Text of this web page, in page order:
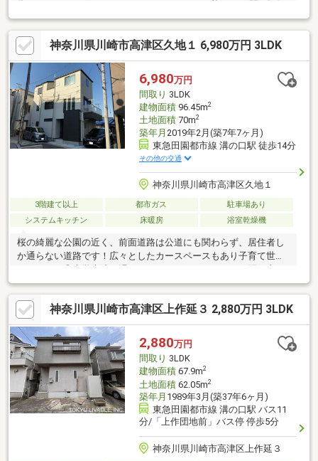
が利用可能、行先に併せて使い分けができる便利な立地(1)東急田
園都市線「高津」駅徒歩14分(2)東急田園都市線・大井町線「溝の
口」駅徒歩19分(3)JR南武線「武蔵溝ノ口」駅徒歩19分■徒歩5分
以内にスーパーとコンビニがあり買い物に便利です・ファミリー
マート川崎坂戸二丁目店／徒歩3分（約200ｍ）・マルエツ川崎坂
戸店／徒歩5分（約330ｍ）
神奈川県川崎市高津区久地１ 6,980万円 3LDK
6,980万円
間取り 3LDK
建物面積96.45m2
土地面積70m2
築年月 2019年2月(築7年7ヶ月)
東急田園都市線 溝の口駅 徒歩14分
その他の交通
神奈川県川崎市高津区久地１
3階建て以上 都市ガス
駐車場あり
システムキッチン
床暖房 浴室乾燥機
桜の綺麗な公園の近く、前面道路は公道にも関わらず、居住者し
か通らない道路です！広々としたカースペースもあり子育て世帯
におすすめ◎大学病院や遅くまでやっているスーパー、習い事や
保育園もお近くです。全居室6畳以上、LDK18J、リビングの天井
高は2.6mです。
神奈川県川崎市高津区上作延３ 2,880万円 3LDK
2,880万円
間取り 3LDK
建物面積67.9m2
土地面積62.05m2
築年月 1989年3月(築37年6ヶ月)
東急田園都市線 溝の口駅 バス11
分/「上作団地前」バス停 停歩5分
神奈川県川崎市高津区上作延３